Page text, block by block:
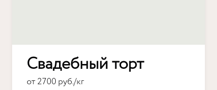
Свадебный торт
от 2700 руб./кг